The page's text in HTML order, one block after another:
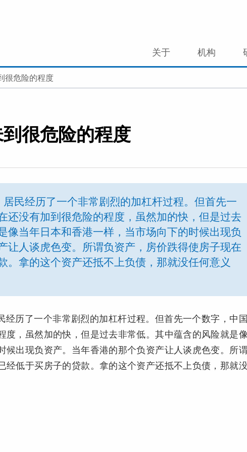
关于 机构
很危险的程度
很危险的程度
民经历了一个非常剧烈的加杠杆过程。但首先一
还没有加到很危险的程度，虽然加的快，但是过去
像当年日本和香港一样，当市场向下的时候出现负
让人谈虎色变。所谓负资产，房价跌得使房子现在
。拿的这个资产还抵不上负债，那就没任何意义
经历了一个非常剧烈的加杠杆过程。但首先一个数字，中
度，虽然加的快，但是过去非常低。其中蕴含的风险就是
候出现负资产。当年香港的那个负资产让人谈虎色变。所
经低于买房子的贷款。拿的这个资产还抵不上负债，那就